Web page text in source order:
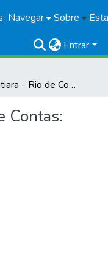
Navegar Sobre
Entrar
Projeto Ibitiara - Rio de Contas: estado da Bahia
Contas: